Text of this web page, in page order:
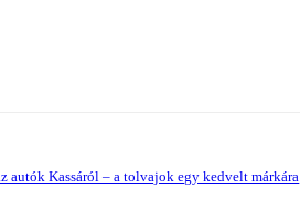
autók Kassáról – a tolvajok egy kedvelt márkára